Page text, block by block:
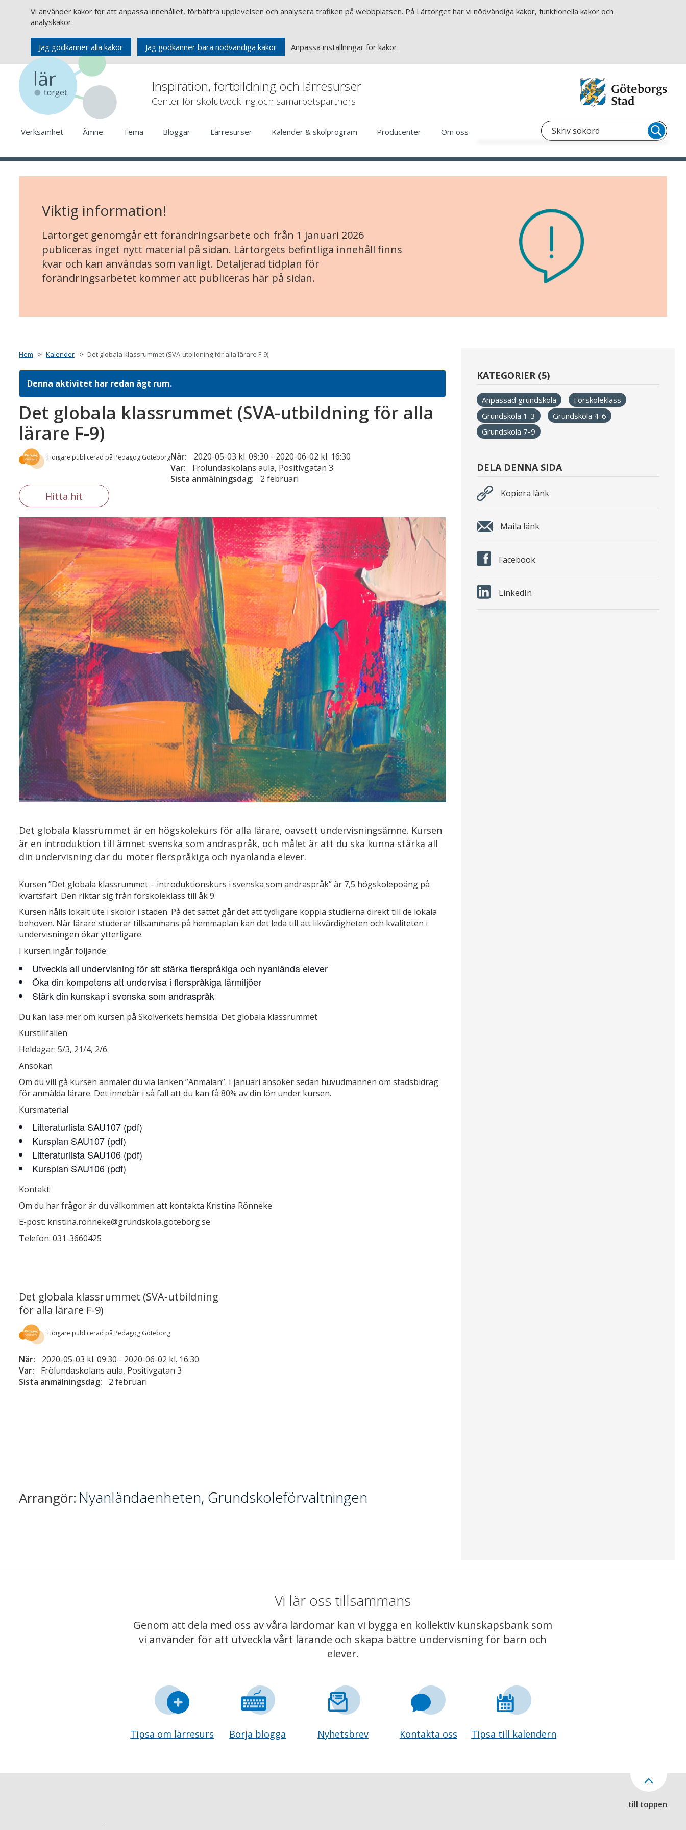
Vi använder kakor för att anpassa innehållet, förbättra upplevelsen och analysera trafiken på webbplatsen. På Lärtorget har vi nödvändiga kakor, funktionella kakor och
analyskakor.
Jag godkänner alla kakor Jag godkänner bara nödvändiga kakor Anpassa inställningar för kakor
Inspiration, fortbildning och lärresurser
Center för skolutveckling och samarbetspartners
Verksamhet Ämne Tema Bloggar Lärresurser Kalender & skolprogram Producenter Om oss
Viktig information!
Lärtorget genomgår ett förändringsarbete och från 1 januari 2026
publiceras inget nytt material på sidan. Lärtorgets befintliga innehåll finns
kvar och kan användas som vanligt. Detaljerad tidplan för
förändringsarbetet kommer att publiceras här på sidan.
Hem Kalender Det globala klassrummet (SVA-utbildning för alla lärare F-9)
Denna aktivitet har redan ägt rum.
Det globala klassrummet (SVA-utbildning för alla
lärare F-9)
Tidigare publicerad på Pedagog GöteborgNär: 2020-05-03 kl. 09:30 - 2020-06-02 kl. 16:30
Var:
Frölundaskolans aula, Positivgatan 3
Sista anmälningsdag:
2 februari
Hitta hit
Det globala klassrummet är en högskolekurs för alla lärare, oavsett undervisningsämne. Kursen
är en introduktion till ämnet svenska som andraspråk, och målet är att du ska kunna stärka all
din undervisning där du möter flerspråkiga och nyanlända elever.
Kursen ”Det globala klassrummet – introduktionskurs i svenska som andraspråk” är 7,5 högskolepoäng på
kvartsfart. Den riktar sig från förskoleklass till åk 9.
Kursen hålls lokalt ute i skolor i staden. På det sättet går det att tydligare koppla studierna direkt till de lokala
behoven. När lärare studerar tillsammans på hemmaplan kan det leda till att likvärdigheten och kvaliteten i
undervisningen ökar ytterligare.
I kursen ingår följande:
Utveckla all undervisning för att stärka flerspråkiga och nyanlända elever
Öka din kompetens att undervisa i flerspråkiga lärmiljöer
Stärk din kunskap i svenska som andraspråk
Du kan läsa mer om kursen på Skolverkets hemsida: Det globala klassrummet
Kurstillfällen
Heldagar: 5/3, 21/4, 2/6.
Ansökan
Om du vill gå kursen anmäler du via länken ”Anmälan”. I januari ansöker sedan huvudmannen om stadsbidrag
för anmälda lärare. Det innebär i så fall att du kan få 80% av din lön under kursen.
Kursmaterial
Litteraturlista SAU107 (pdf)
Kursplan SAU107 (pdf)
Litteraturlista SAU106 (pdf)
Kursplan SAU106 (pdf)
Kontakt
Om du har frågor är du välkommen att kontakta Kristina Rönneke
E-post: kristina.ronneke@grundskola.goteborg.se
Telefon: 031-3660425
Det globala klassrummet (SVA-utbildning
för alla lärare F-9)
Tidigare publicerad på Pedagog Göteborg
När: 2020-05-03 kl. 09:30 - 2020-06-02 kl. 16:30
Var:
Frölundaskolans aula, Positivgatan 3
Sista anmälningsdag:
2 februari
Arrangör: Nyanländaenheten, Grundskoleförvaltningen
KATEGORIER (5)
Anpassad grundskola
Förskoleklass
Grundskola 1-3
Grundskola 4-6
Grundskola 7-9
DELA DENNA SIDA
Kopiera länk
Maila länk
Facebook
LinkedIn
Vi lär oss tillsammans
Genom att dela med oss av våra lärdomar kan vi bygga en kollektiv kunskapsbank som
vi använder för att utveckla vårt lärande och skapa bättre undervisning för barn och
elever.
Tipsa om lärresurs Börja blogga Nyhetsbrev Kontakta oss Tipsa till kalendern
till toppen